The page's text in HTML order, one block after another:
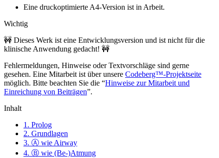
Eine druckoptimierte A4-Version ist in Arbeit.
Wichtig
🚧 Dieses Werk ist eine Entwicklungsversion und ist nicht für die
klinische Anwendung gedacht! 🚧
Fehlermeldungen, Hinweise oder Textvorschläge sind gerne
gesehen. Eine Mitarbeit ist über unsere Codeberg™-Projektseite
möglich. Bitte beachten Sie die “Hinweise zur Mitarbeit und
Einreichung von Beiträgen”.
Inhalt
1. Prolog
2. Grundlagen
3. Ⓐ wie Airway
4. Ⓑ wie (Be-)Atmung